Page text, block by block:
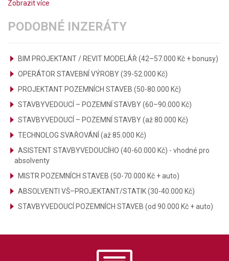
Zobrazit více
PODOBNÉ INZERÁTY
BIM PROJEKTANT / REVIT MODELÁŘ (42–57.000 Kč + bonusy)
OPERÁTOR STAVEBNÍ VÝROBY (39-52.000 Kč)
PROJEKTANT POZEMNÍCH STAVEB (50-80.000 Kč)
STAVBYVEDOUCÍ – POZEMNÍ STAVBY (60–90.000 Kč)
STAVBYVEDOUCÍ – POZEMNÍ STAVBY (až 80.000 Kč)
TECHNOLOG SVAŘOVÁNÍ (až 85.000 Kč)
ASISTENT STAVBYVEDOUCÍHO (40-60.000 Kč) - vhodné pro
absolventy
MISTR POZEMNÍCH STAVEB (50-70.000 Kč + auto)
ABSOLVENTI VŠ–PROJEKTANT/STATIK (30-40.000 Kč)
STAVBYVEDOUCÍ POZEMNÍCH STAVEB (od 90.000 Kč + auto)